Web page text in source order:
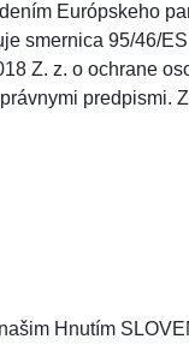
Európskeho
smernica 95/46/
Z. z. o ochrane
predpismi.
Hnutím